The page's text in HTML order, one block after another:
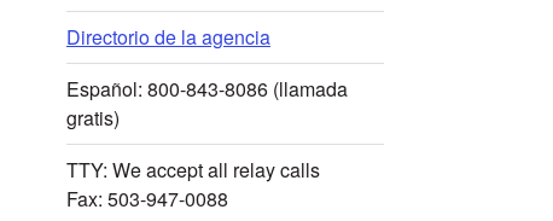
Directorio de la agencia
Español: 800-843-8086 (llamada
gratis)
TTY: We accept all relay calls
Fax: 503-947-0088